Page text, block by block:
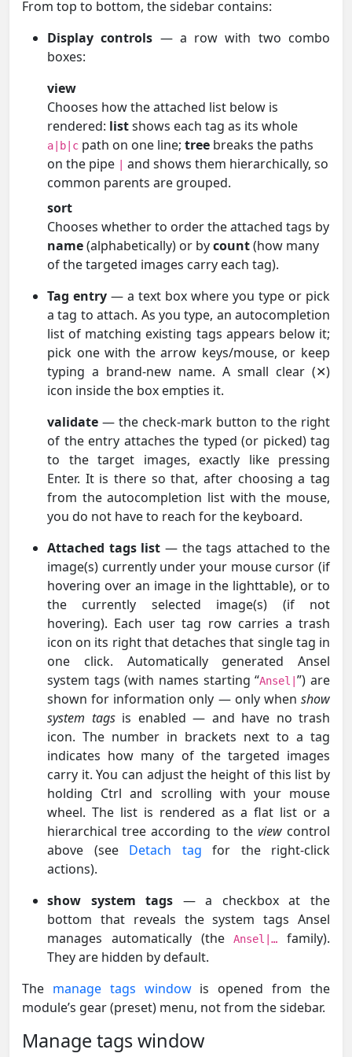
From top to bottom, the sidebar contains:
Display controls — a row with two combo
boxes:
view
Chooses how the attached list below is
rendered: listshows each tag as its whole
a|b|c path on one line; tree breaks the paths
on the pipe
and shows them hierarchically, so
common parents are grouped.
sort
Chooses whether to order the attached tags by
name(alphabetically) or bycount(how many
of the targeted images carry each tag).
Tag entry — a text box where you type or pick
a tag to attach. As you type, an autocompletion
list of matching existing tags appears below it;
pick one with the arrow keys/mouse, or keep
typing a brand-new name. A small clear (✕)
icon inside the box empties it.
validate — the check-mark button to the right
of the entry attaches the typed (or picked) tag
to the target images, exactly like pressing
Enter. It is there so that, after choosing a tag
from the autocompletion list with the mouse,
you do not have to reach for the keyboard.
Attached tags list — the tags attached to the
image(s) currently under your mouse cursor (if
hovering over an image in the lighttable), or to
the currently selected image(s) (if not
hovering). Each user tag row carries a trash
icon on its right that detaches that single tag in
one click. Automatically generated Ansel
system tags (with names starting “Ansel|”) are
shown for information only — only when show
system tagsis enabled — and have no trash
icon. The number in brackets next to a tag
indicates how many of the targeted images
carry it. You can adjust the height of this list by
holding Ctrl and scrolling with your mouse
wheel. The list is rendered as a flat list or a
hierarchical tree according to the viewcontrol
above (see Detach tag for the right-click
actions).
show system tags — a checkbox at the
bottom that reveals the system tags Ansel
manages automatically (theAnsel|…
family).
They are hidden by default.
The manage tags windowis opened from the
module’s gear (preset) menu, not from the sidebar.
Manage tags window